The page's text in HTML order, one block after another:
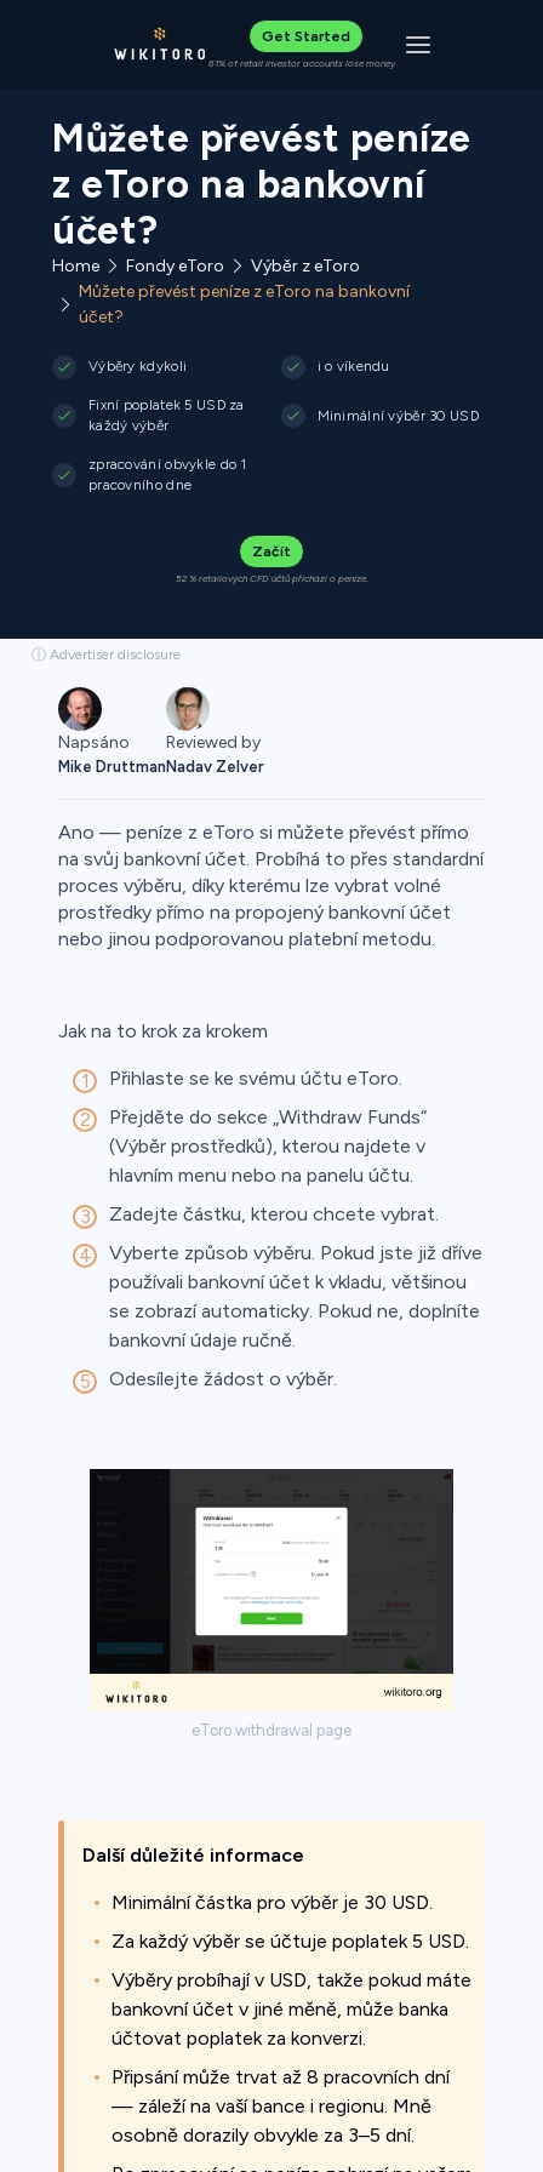
Get Started
61% of retail investor accounts lose money Toggle
Můžete převést peníze
z eToro na bankovní
účet?
Home Fondy eToro
Výběr z eToro
Můžete převést peníze z eToro na bankovní
účet?
Výběry kdykoli i o víkendu
Fixní poplatek 5 USD za
každý výběr
Minimální výběr 30 USD
zpracování obvykle do 1
pracovního dne
Začít
52 % retailových CFD účtů přichází o peníze.
ⓘ Advertiser disclosure
Napsáno
Mike Druttman
Reviewed by
Nadav Zelver
Ano — peníze z eToro si můžete převést přímo
na svůj bankovní účet. Probíhá to přes standardní
proces výběru, díky kterému lze vybrat volné
prostředky přímo na propojený bankovní účet
nebo jinou podporovanou platební metodu.
Jak na to krok za krokem
Přihlaste se ke svému účtu eToro.
Přejděte do sekce „Withdraw Funds“
(Výběr prostředků), kterou najdete v
hlavním menu nebo na panelu účtu.
Zadejte částku, kterou chcete vybrat.
Vyberte způsob výběru. Pokud jste již dříve
používali bankovní účet k vkladu, většinou
se zobrazí automaticky. Pokud ne, doplníte
bankovní údaje ručně.
Odesílejte žádost o výběr.
eToro withdrawal page
Další důležité informace
Minimální částka pro výběr je 30 USD.
Za každý výběr se účtuje poplatek 5 USD.
Výběry probíhají v USD, takže pokud máte
bankovní účet v jiné měně, může banka
účtovat poplatek za konverzi.
Připsání může trvat až 8 pracovních dní
— záleží na vaší bance i regionu. Mně
osobně dorazily obvykle za 3–5 dní.